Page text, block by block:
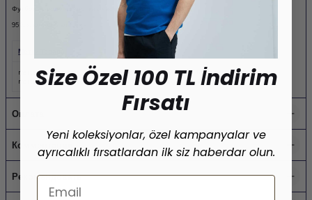
Футболка-поло из хлопка с частичным окрашиванием
95 % хлопок
Метки Товара
merter toptan tişört yazlık erkek tişört,pike kumaş tişört toptan erkek tişört,
merter toptan erkek giyim,osmanbey toptan erkek giyim ,laleli toptan erkek giyim
Оплата
Комментарии
Рекомендовать
Size Özel 100 TL İndirim
Fırsatı
Yeni koleksiyonlar, özel kampanyalar ve
ayrıcalıklı fırsatlardan ilk siz haberdar olun.
Email